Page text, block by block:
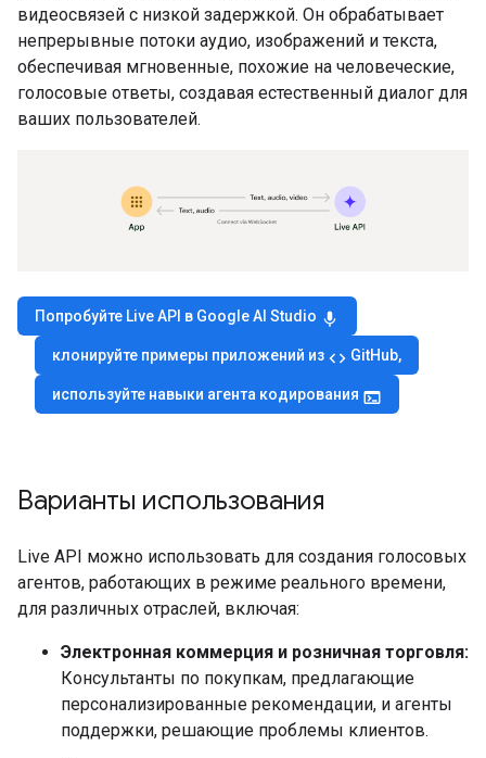
видеосвязей с низкой задержкой. Он обрабатывает
непрерывные потоки аудио, изображений и текста,
обеспечивая мгновенные, похожие на человеческие,
голосовые ответы, создавая естественный диалог для
ваших пользователей.
Попробуйте Live API в Google AI Studio mic
клонируйте примеры приложений из code GitHub,
используйте навыки агента кодирования terminal
Варианты использования
Live API можно использовать для создания голосовых
агентов, работающих в режиме реального времени,
для различных отраслей, включая:
Электронная коммерция и розничная торговля:
Консультанты по покупкам, предлагающие
персонализированные рекомендации, и агенты
поддержки, решающие проблемы клиентов.